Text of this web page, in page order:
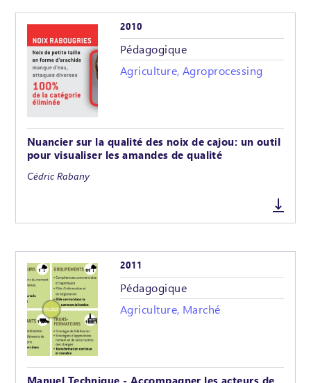
2010
Pédagogique
Agriculture, Agroprocessing
Nuancier sur la qualité des noix de cajou: un outil
pour visualiser les amandes de qualité
Cédric Rabany
2011
Pédagogique
Agriculture, Marché
Manuel Technique - Accompagner les acteurs de